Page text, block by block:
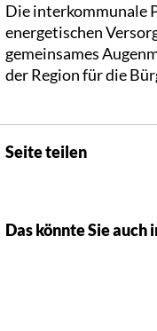
Die interkommunale
energetischen
gemeinsames
der Region für die
Seite teilen
Das könnte Sie auch